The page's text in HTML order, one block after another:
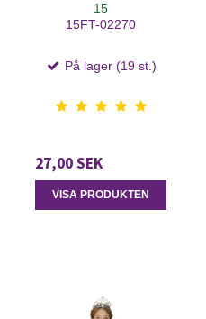
15
15FT-02270
På lager (19 st.)
27,00 SEK
VISA PRODUKTEN